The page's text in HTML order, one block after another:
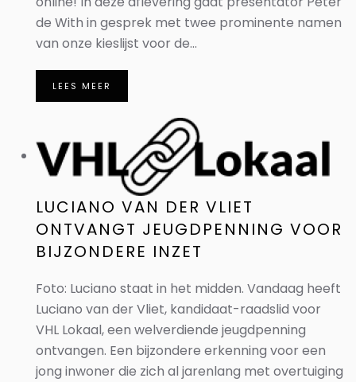
de With in gesprek met twee prominente namen
van onze kieslijst voor de...
LEES MEER
LUCIANO VAN DER VLIET
ONTVANGT JEUGDPENNING VOOR
BIJZONDERE INZET
Foto: Luciano staat in het midden. Vandaag heeft
Luciano van der Vliet, kandidaat-raadslid voor
VHL Lokaal, een welverdiende jeugdpenning
ontvangen. Een bijzondere erkenning voor een
jong inwoner die zich al jarenlang met overtuiging